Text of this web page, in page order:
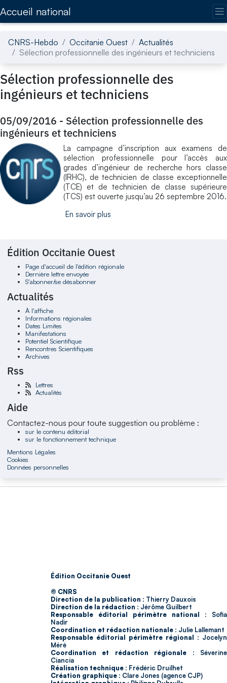
Accueil national
CNRS-Hebdo Occitanie Ouest
Actualités
Sélection professionnelle des ingénieurs et techniciens
Sélection professionnelle des
ingénieurs et techniciens
05/09/2016 - Sélection professionnelle des
ingénieurs et techniciens
La campagne d’inscription aux examens de
sélection professionnelle pour l’accès aux
grades d’ingénieur de recherche hors classe
(IRHC), de technicien de classe exceptionnelle
(TCE) et de technicien de classe supérieure
(TCS) est ouverte jusqu’au 26 septembre 2016.
En savoir plus
Édition Occitanie Ouest
Page d'accueil de l'édition régionale
Dernière lettre envoyée
S'abonner/se désabonner
Actualités
À l'affiche
Informations régionales
Dates Limites
Manifestations
Potentiel Scientifique
Rencontres Scientifiques
Archives
Rss
Lettres
Actualités
Aide
Contactez-nous pour toute suggestion ou problème :
sur le contenu éditorial
sur le fonctionnement technique
Mentions Légales
Cookies
Données personnelles
Édition Occitanie Ouest
© CNRS
Direction de la publication : Thierry Dauxois
Direction de la rédaction : Jérôme Guilbert
Responsable éditorial périmètre national : Sofia
Nadir
Coordination et rédaction nationale : Julie Lallemant
Responsable éditorial périmètre régional : Jocelyn
Méré
Coordination et rédaction régionale : Séverine
Ciancia
Réalisation technique : Frédéric Druilhet
Création graphique : Clare Jones (agence CJP)